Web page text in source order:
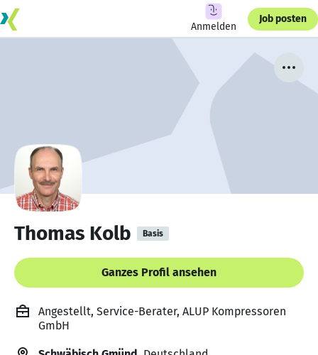
Anmelden
Job posten
Thomas Kolb Basis
Ganzes Profil ansehen
Angestellt, Service-Berater, ALUP Kompressoren
GmbH